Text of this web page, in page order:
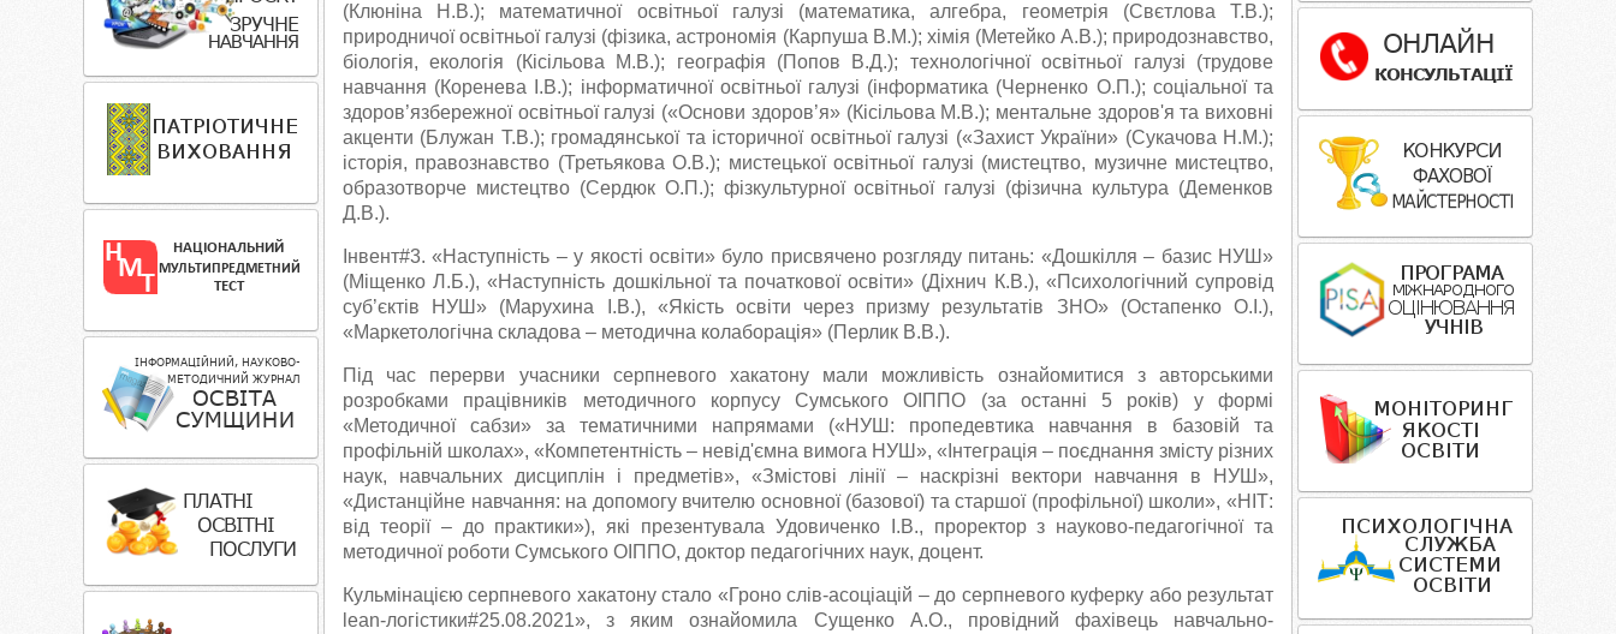
(Клюніна Н.В.); математичної освітньої галузі (математика, алгебра, геометрія (Свєтлова Т.В.);
природничої освітньої галузі (фізика, астрономія (Карпуша В.М.); хімія (Метейко А.В.); природознавство,
біологія, екологія (Кісільова М.В.); географія (Попов В.Д.); технологічної освітньої галузі (трудове
навчання (Коренева І.В.); інформатичної освітньої галузі (інформатика (Черненко О.П.); соціальної та
здоров’язбережної освітньої галузі («Основи здоров’я» (Кісільова М.В.); ментальне здоров'я та виховні
акценти (Блужан Т.В.); громадянської та історичної освітньої галузі («Захист України» (Сукачова Н.М.);
історія, правознавство (Третьякова О.В.); мистецької освітньої галузі (мистецтво, музичне мистецтво,
образотворче мистецтво (Сердюк О.П.); фізкультурної освітньої галузі (фізична культура (Деменков
Д.В.).
Інвент#3. «Наступність – у якості освіти» було присвячено розгляду питань: «Дошкілля – базис НУШ»
(Міщенко Л.Б.), «Наступність дошкільної та початкової освіти» (Діхнич К.В.), «Психологічний супровід
суб’єктів НУШ» (Марухина І.В.), «Якість освіти через призму результатів ЗНО» (Остапенко О.І.),
«Маркетологічна складова – методична колаборація» (Перлик В.В.).
Під час перерви учасники серпневого хакатону мали можливість ознайомитися з авторськими
розробками працівників методичного корпусу Сумського ОІППО (за останні 5 років) у формі
«Методичної сабзи» за тематичними напрямами («НУШ: пропедевтика навчання в базовій та
профільній школах», «Компетентність – невід'ємна вимога НУШ», «Інтеграція – поєднання змісту різних
наук, навчальних дисциплін і предметів», «Змістові лінії – наскрізні вектори навчання в НУШ»,
«Дистанційне навчання: на допомогу вчителю основної (базової) та старшої (профільної) школи», «НІТ:
від теорії – до практики»), які презентувала Удовиченко І.В., проректор з науково-педагогічної та
методичної роботи Сумського ОІППО, доктор педагогічних наук, доцент.
Кульмінацією серпневого хакатону стало «Гроно слів-асоціацій – до серпневого куферку або результат
lean-логістики#25.08.2021», з яким ознайомила Сущенко А.О., провідний фахівець навчально-